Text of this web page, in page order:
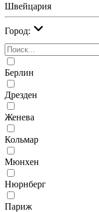
Швейцария
Город:
Берлин
Дрезден
Женева
Кольмар
Мюнхен
Нюрнберг
Париж